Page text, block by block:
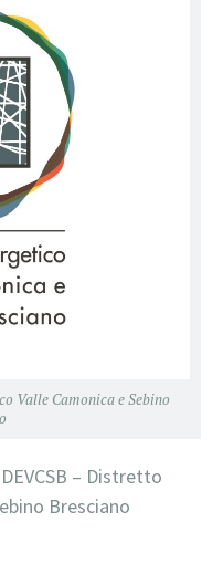
Valle Camonica e Sebino
DEVCSB – Distretto
Bresciano